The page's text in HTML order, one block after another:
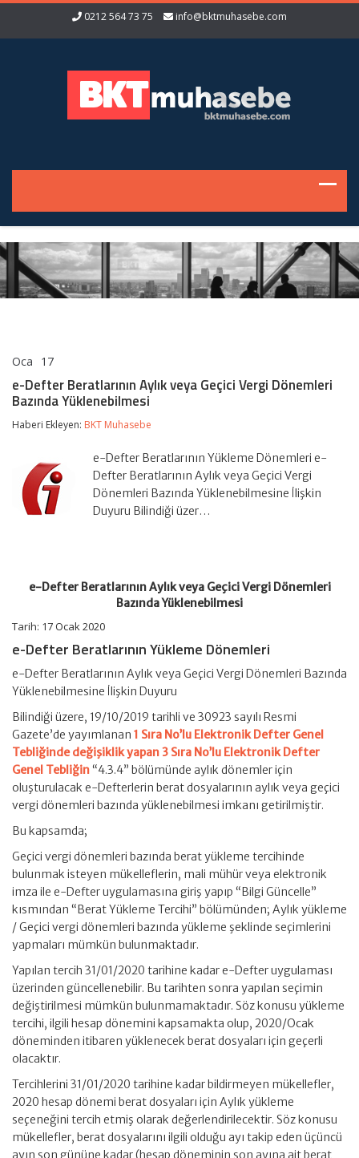
0212 564 73 75 info@bktmuhasebe.com
Oca 17
Beratlarının
Aylık
Geçici
Dönemleri
Bazında
Yüklenebilmesi
e-Defter Beratlarının Aylık veya Geçici Vergi Dönemleri
Bazında Yüklenebilmesi
Haberi Ekleyen: BKT Muhasebe
e-Defter Beratlarının Yükleme Dönemleri e-
Defter Beratlarının Aylık veya Geçici Vergi
Dönemleri Bazında Yüklenebilmesine İlişkin
Duyuru Bilindiği üzer…
e-Defter Beratlarının Aylık veya Geçici Vergi Dönemleri
Bazında Yüklenebilmesi
Tarih: 17 Ocak 2020
e-Defter Beratlarının Yükleme Dönemleri
e-Defter Beratlarının Aylık veya Geçici Vergi Dönemleri Bazında
Yüklenebilmesine İlişkin Duyuru
Bilindiği üzere, 19/10/2019 tarihli ve 30923 sayılı Resmi
Gazete’de yayımlanan 1 Sıra No’lu Elektronik Defter Genel
Tebliğinde değişiklik yapan 3 Sıra No’lu Elektronik Defter
Genel Tebliğin “4.3.4” bölümünde aylık dönemler için
oluşturulacak e-Defterlerin berat dosyalarının aylık veya geçici
vergi dönemleri bazında yüklenebilmesi imkanı getirilmiştir.
Bu kapsamda;
Geçici vergi dönemleri bazında berat yükleme tercihinde
bulunmak isteyen mükelleflerin, mali mühür veya elektronik
imza ile e-Defter uygulamasına giriş yapıp “Bilgi Güncelle”
kısmından “Berat Yükleme Tercihi” bölümünden; Aylık yükleme
/ Geçici vergi dönemleri bazında yükleme şeklinde seçimlerini
yapmaları mümkün bulunmaktadır.
Yapılan tercih 31/01/2020 tarihine kadar e-Defter uygulaması
üzerinden güncellenebilir. Bu tarihten sonra yapılan seçimin
değiştirilmesi mümkün bulunmamaktadır. Söz konusu yükleme
tercihi, ilgili hesap dönemini kapsamakta olup, 2020/Ocak
döneminden itibaren yüklenecek berat dosyaları için geçerli
olacaktır.
Tercihlerini 31/01/2020 tarihine kadar bildirmeyen mükellefler,
2020 hesap dönemi berat dosyaları için Aylık yükleme
seçeneğini tercih etmiş olarak değerlendirilecektir. Söz konusu
mükellefler, berat dosyalarını ilgili olduğu ayı takip eden üçüncü
ayın son gününe kadar (hesap döneminin son ayına ait berat